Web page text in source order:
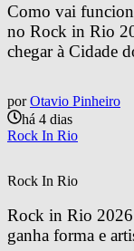
Como vai
no Rock in Rio
chegar à Cidade
por Otavio Pinheiro
há 4 dias
Rock In Rio
Rock In Rio
Rock in Rio
ganha forma e